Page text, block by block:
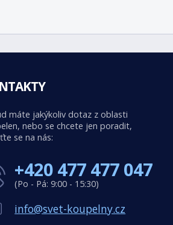
máte jakýkoliv dotaz z oblasti
nebo se chcete jen poradit,
se na nás:
+420 477 477 047
(Po - Pá: 9:00 - 15:30)
info@svet-koupelny.cz